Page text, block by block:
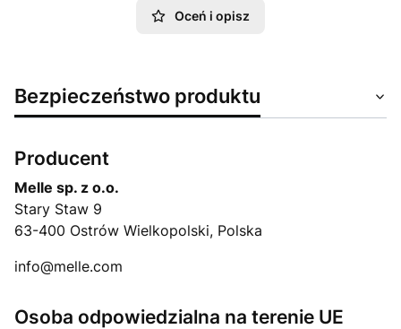
Oceń i opisz
Bezpieczeństwo produktu
Producent
Melle sp. z o.o.
Stary Staw 9
63-400 Ostrów Wielkopolski, Polska
info@melle.com
Osoba odpowiedzialna na terenie UE